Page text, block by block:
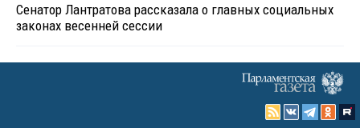
Сенатор Лантратова рассказала о главных социальных
законах весенней сессии